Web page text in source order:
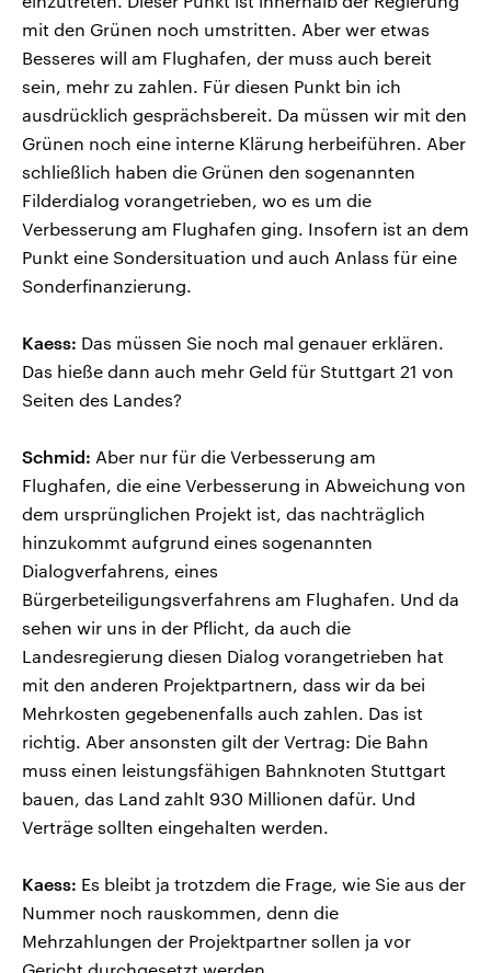
mit den Grünen noch umstritten. Aber wer etwas
Besseres will am Flughafen, der muss auch bereit
sein, mehr zu zahlen. Für diesen Punkt bin ich
ausdrücklich gesprächsbereit. Da müssen wir mit den
Grünen noch eine interne Klärung herbeiführen. Aber
schließlich haben die Grünen den sogenannten
Filderdialog vorangetrieben, wo es um die
Verbesserung am Flughafen ging. Insofern ist an dem
Punkt eine Sondersituation und auch Anlass für eine
Sonderfinanzierung.
Kaess: Das müssen Sie noch mal genauer erklären.
Das hieße dann auch mehr Geld für Stuttgart 21 von
Seiten des Landes?
Schmid: Aber nur für die Verbesserung am
Flughafen, die eine Verbesserung in Abweichung von
dem ursprünglichen Projekt ist, das nachträglich
hinzukommt aufgrund eines sogenannten
Dialogverfahrens, eines
Bürgerbeteiligungsverfahrens am Flughafen. Und da
sehen wir uns in der Pflicht, da auch die
Landesregierung diesen Dialog vorangetrieben hat
mit den anderen Projektpartnern, dass wir da bei
Mehrkosten gegebenenfalls auch zahlen. Das ist
richtig. Aber ansonsten gilt der Vertrag: Die Bahn
muss einen leistungsfähigen Bahnknoten Stuttgart
bauen, das Land zahlt 930 Millionen dafür. Und
Verträge sollten eingehalten werden.
Kaess: Es bleibt ja trotzdem die Frage, wie Sie aus der
Nummer noch rauskommen, denn die
Mehrzahlungen der Projektpartner sollen ja vor